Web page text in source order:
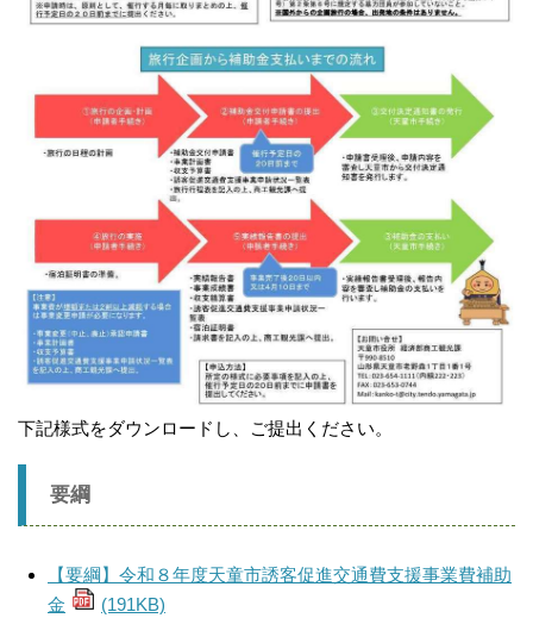
下記様式をダウンロードし、ご提出ください。
要綱
【要綱】令和８年度天童市誘客促進交通費支援事業費補助
金
(191KB)